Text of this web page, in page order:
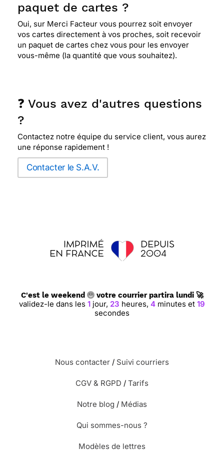
paquet de cartes ?
Oui, sur Merci Facteur vous pourrez soit envoyer
vos cartes directement à vos proches, soit recevoir
un paquet de cartes chez vous pour les envoyer
vous-même (la quantité que vous souhaitez).
❓ Vous avez d'autres questions
?
Contactez notre équipe du service client, vous aurez
une réponse rapidement !
Contacter le S.A.V.
C'est le weekend votre courrier partira lundi 🚀
validez-le dans les 1 jour, 23 heures, 4 minutes et 19
secondes
Nous contacter / Suivi courriers
CGV & RGPD / Tarifs
Notre blog / Médias
Qui sommes-nous ?
Modèles de lettres